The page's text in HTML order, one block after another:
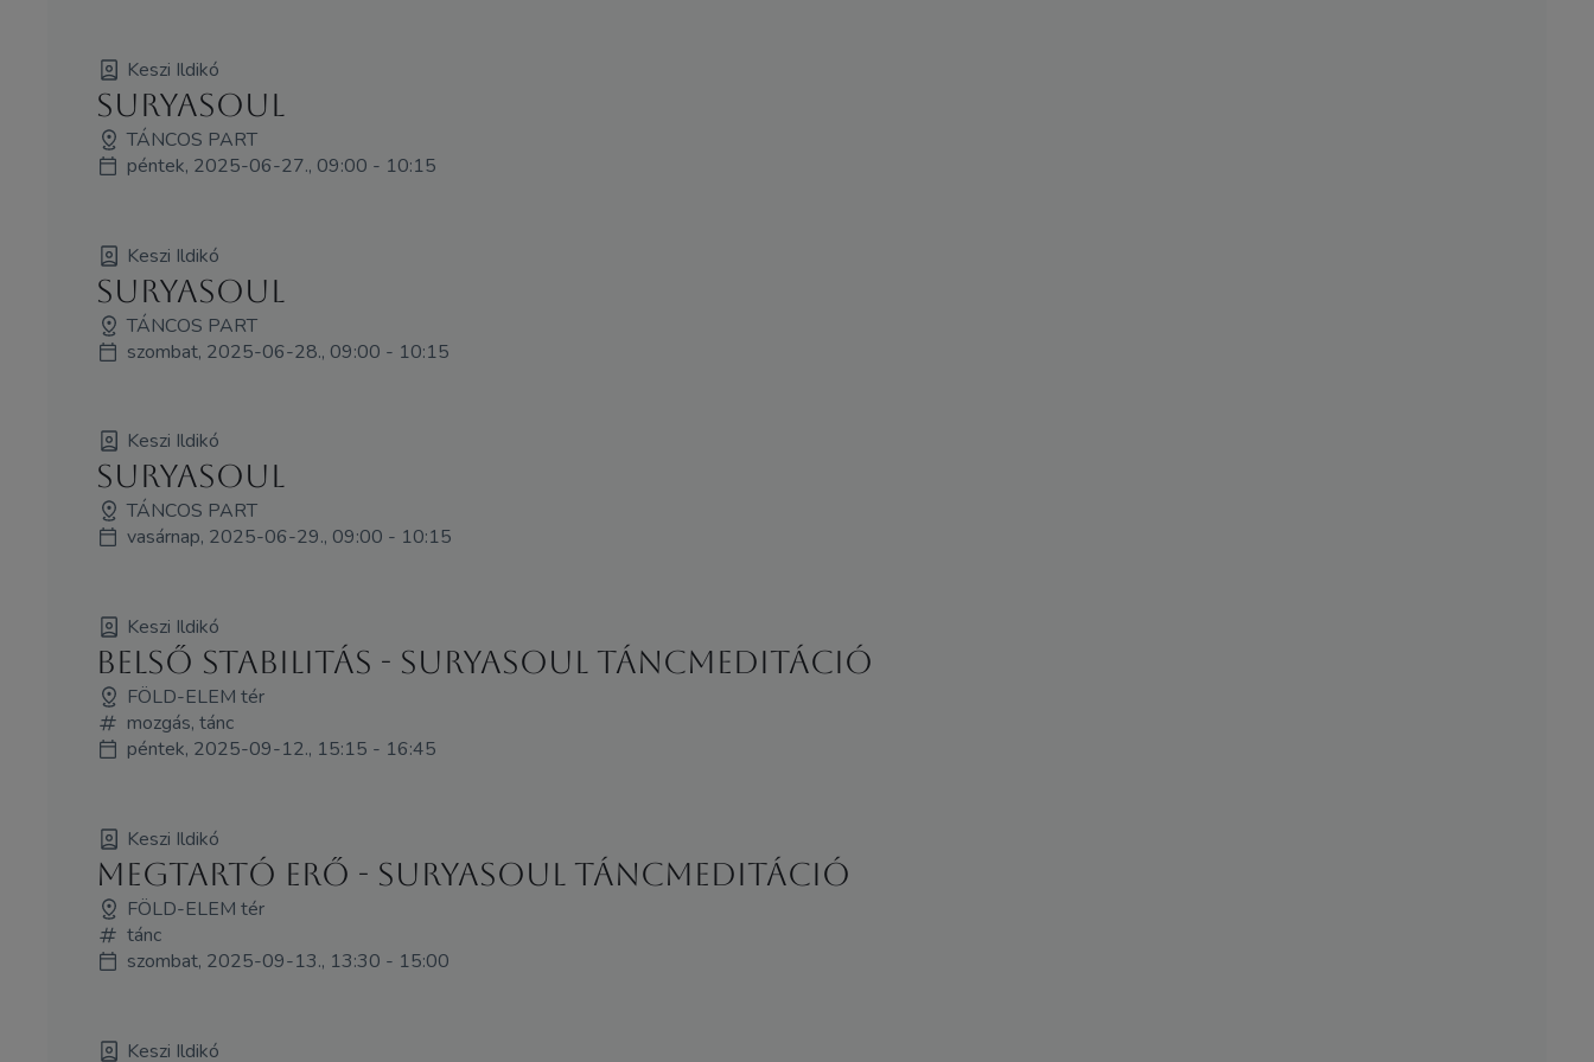
Keszi Ildikó
SuryaSoul
TÁNCOS PART
péntek, 2025-06-27., 09:00 - 10:15
Keszi Ildikó
SuryaSoul
TÁNCOS PART
szombat, 2025-06-28., 09:00 - 10:15
Keszi Ildikó
SuryaSoul
TÁNCOS PART
vasárnap, 2025-06-29., 09:00 - 10:15
Keszi Ildikó
Belső stabilitás - SuryaSoul TÁNCmeditáció
FÖLD-ELEM tér
mozgás, tánc
péntek, 2025-09-12., 15:15 - 16:45
Keszi Ildikó
Megtartó Erő - SuryaSoul TÁNCmeditáció
FÖLD-ELEM tér
tánc
szombat, 2025-09-13., 13:30 - 15:00
Keszi Ildikó